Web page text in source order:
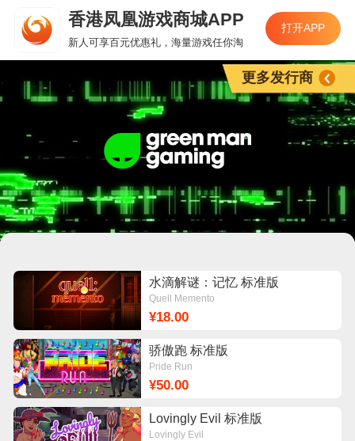
香港凤凰游戏商城APP
新人可享百元优惠礼，海量游戏任你淘
打开APP
水滴解谜：记忆 标准版
Quell Memento
¥18.00
骄傲跑 标准版
Pride Run
¥50.00
Lovingly Evil 标准版
Lovingly Evil
更多发行商